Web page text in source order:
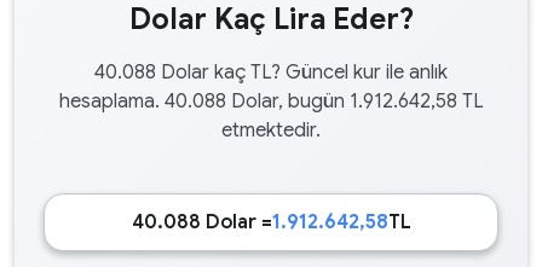
Dolar Kaç Lira Eder?
40.088 Dolar kaç TL? Güncel kur ile anlık
hesaplama. 40.088 Dolar, bugün 1.912.642,58 TL
etmektedir.
40.088 Dolar =1.912.642,58TL